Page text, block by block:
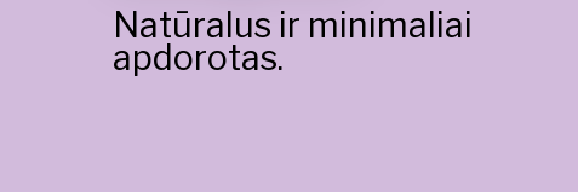
Natūralus ir minimaliai
apdorotas.